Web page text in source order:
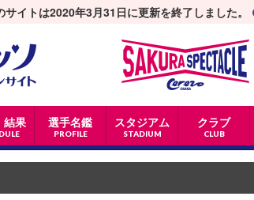
結果 選手名鑑
PROFILE
スタジアム
STADIUM
クラブ
CLUB
サイトは2020年3月31日に更新を終了しました。